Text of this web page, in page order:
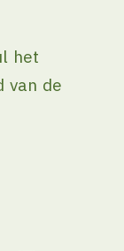
het
van de